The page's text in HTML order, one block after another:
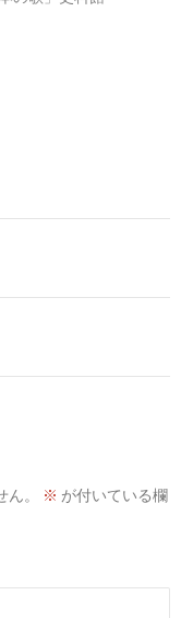
。 ※ が付いている欄